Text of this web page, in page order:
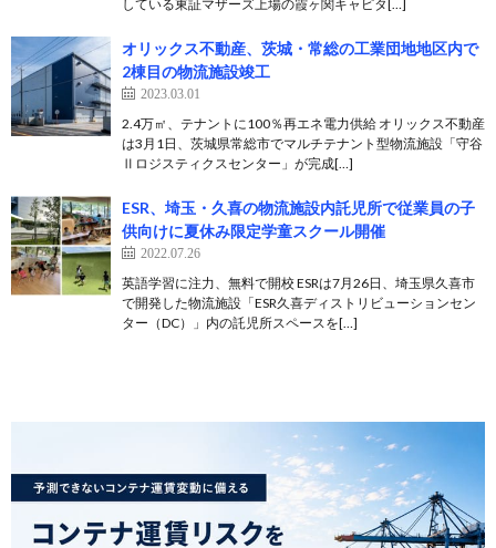
している東証マザーズ上場の霞ヶ関キャピタ[…]
オリックス不動産、茨城・常総の工業団地地区内で
2棟目の物流施設竣工
2023.03.01
2.4万㎡、テナントに100％再エネ電力供給 オリックス不動産
は3月1日、茨城県常総市でマルチテナント型物流施設「守谷
Ⅱロジスティクスセンター」が完成[…]
ESR、埼玉・久喜の物流施設内託児所で従業員の子
供向けに夏休み限定学童スクール開催
2022.07.26
英語学習に注力、無料で開校 ESRは7月26日、埼⽟県久喜市
で開発した物流施設「ESR久喜ディストリビューションセン
ター（DC）」内の託児所スペースを[…]